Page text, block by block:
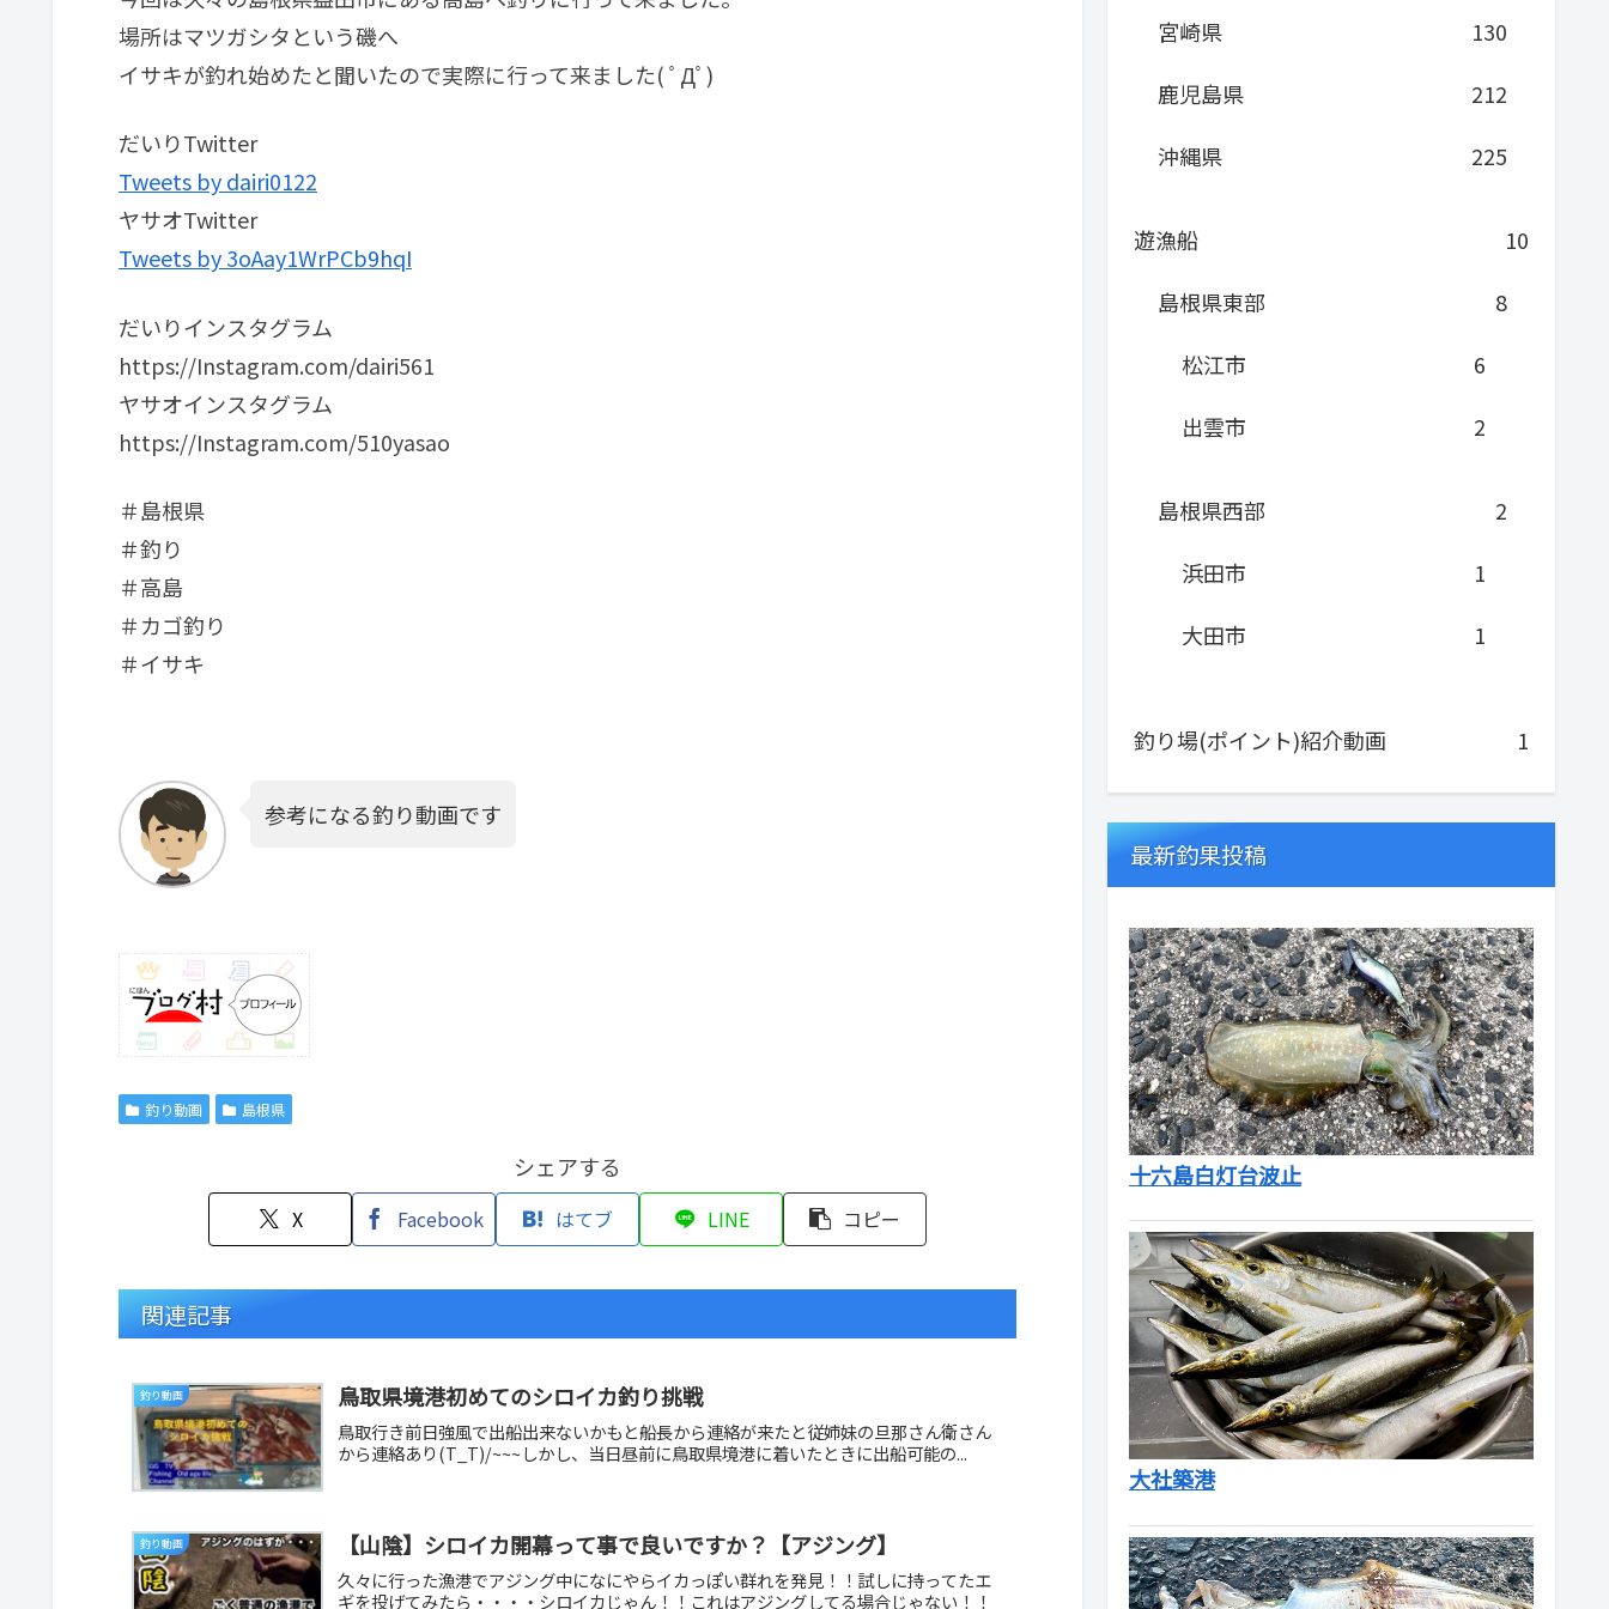
場所はマツガシタという磯へ
イサキが釣れ始めたと聞いたので実際に行って来ました( ﾟДﾟ)
だいりTwitter
Tweets by dairi0122
ヤサオTwitter
Tweets by 3oAay1WrPCb9hqI
だいりインスタグラム
https://Instagram.com/dairi561
ヤサオインスタグラム
https://Instagram.com/510yasao
＃島根県
＃釣り
＃高島
＃カゴ釣り
＃イサキ
参考になる釣り動画です
釣り動画 島根県
シェアする
X Facebook はてブ LINE コピー
関連記事
釣り動画 鳥取県境港初めてのシロイカ釣り挑戦
鳥取行き前日強風で出船出来ないかもと船長から連絡が来たと従姉妹の旦那さん衛さん
から連絡あり(T_T)/~~~しかし、当日昼前に鳥取県境港に着いたときに出船可能の...
釣り動画 【山陰】シロイカ開幕って事で良いですか？【アジング】
久々に行った漁港でアジング中になにやらイカっぽい群れを発見！！試しに持ってたエ
ギを投げてみたら・・・・シロイカじゃん！！これはアジングしてる場合じゃない！！
宮崎県
130
鹿児島県
212
沖縄県
225
遊漁船
10
島根県東部
8
松江市
6
出雲市
2
島根県西部
2
浜田市
1
大田市
1
釣り場(ポイント)紹介動画 1
最新釣果投稿
十六島白灯台波止
大社築港